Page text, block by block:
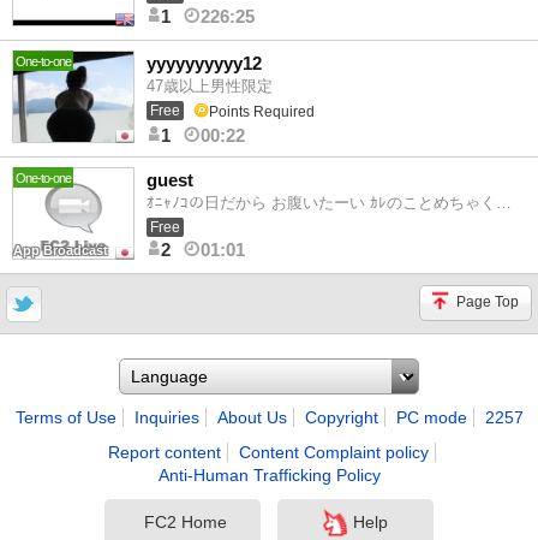
1 226:25
One-to-one yyyyyyyyyy12
47歳以上男性限定
Free Points Required
1 00:22
One-to-one
App Broadcast
guest
ｵﾆｬﾉｺの日だから お腹いたーい ｶﾚのことめちゃくちゃ気になってるし 諦めたくなーい
Free
2 01:01
Page Top
Terms of Use Inquiries About Us Copyright PC mode
2257
Report content
Content Complaint policy
Anti-Human Trafficking Policy
FC2 Home Help